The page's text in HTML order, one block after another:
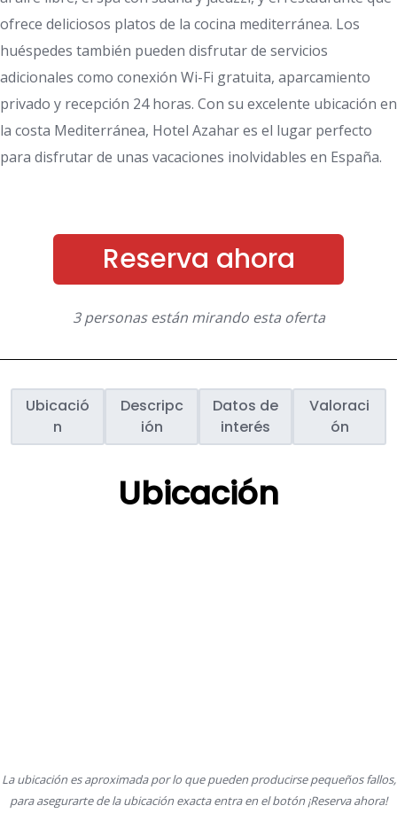
ofrece deliciosos platos de la cocina mediterránea. Los
huéspedes también pueden disfrutar de servicios
adicionales como conexión Wi-Fi gratuita, aparcamiento
privado y recepción 24 horas. Con su excelente ubicación en
la costa Mediterránea, Hotel Azahar es el lugar perfecto
para disfrutar de unas vacaciones inolvidables en España.
Reserva ahora
3 personas están mirando esta oferta
Ubicació
n
Descripc
ión
Datos de
interés
Valoraci
ón
Ubicación
La ubicación es aproximada por lo que pueden producirse pequeños fallos,
para asegurarte de la ubicación exacta entra en el botón ¡Reserva ahora!